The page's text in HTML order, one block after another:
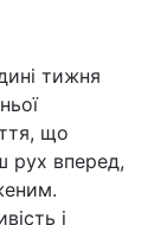
тижня
що
рух вперед,
і